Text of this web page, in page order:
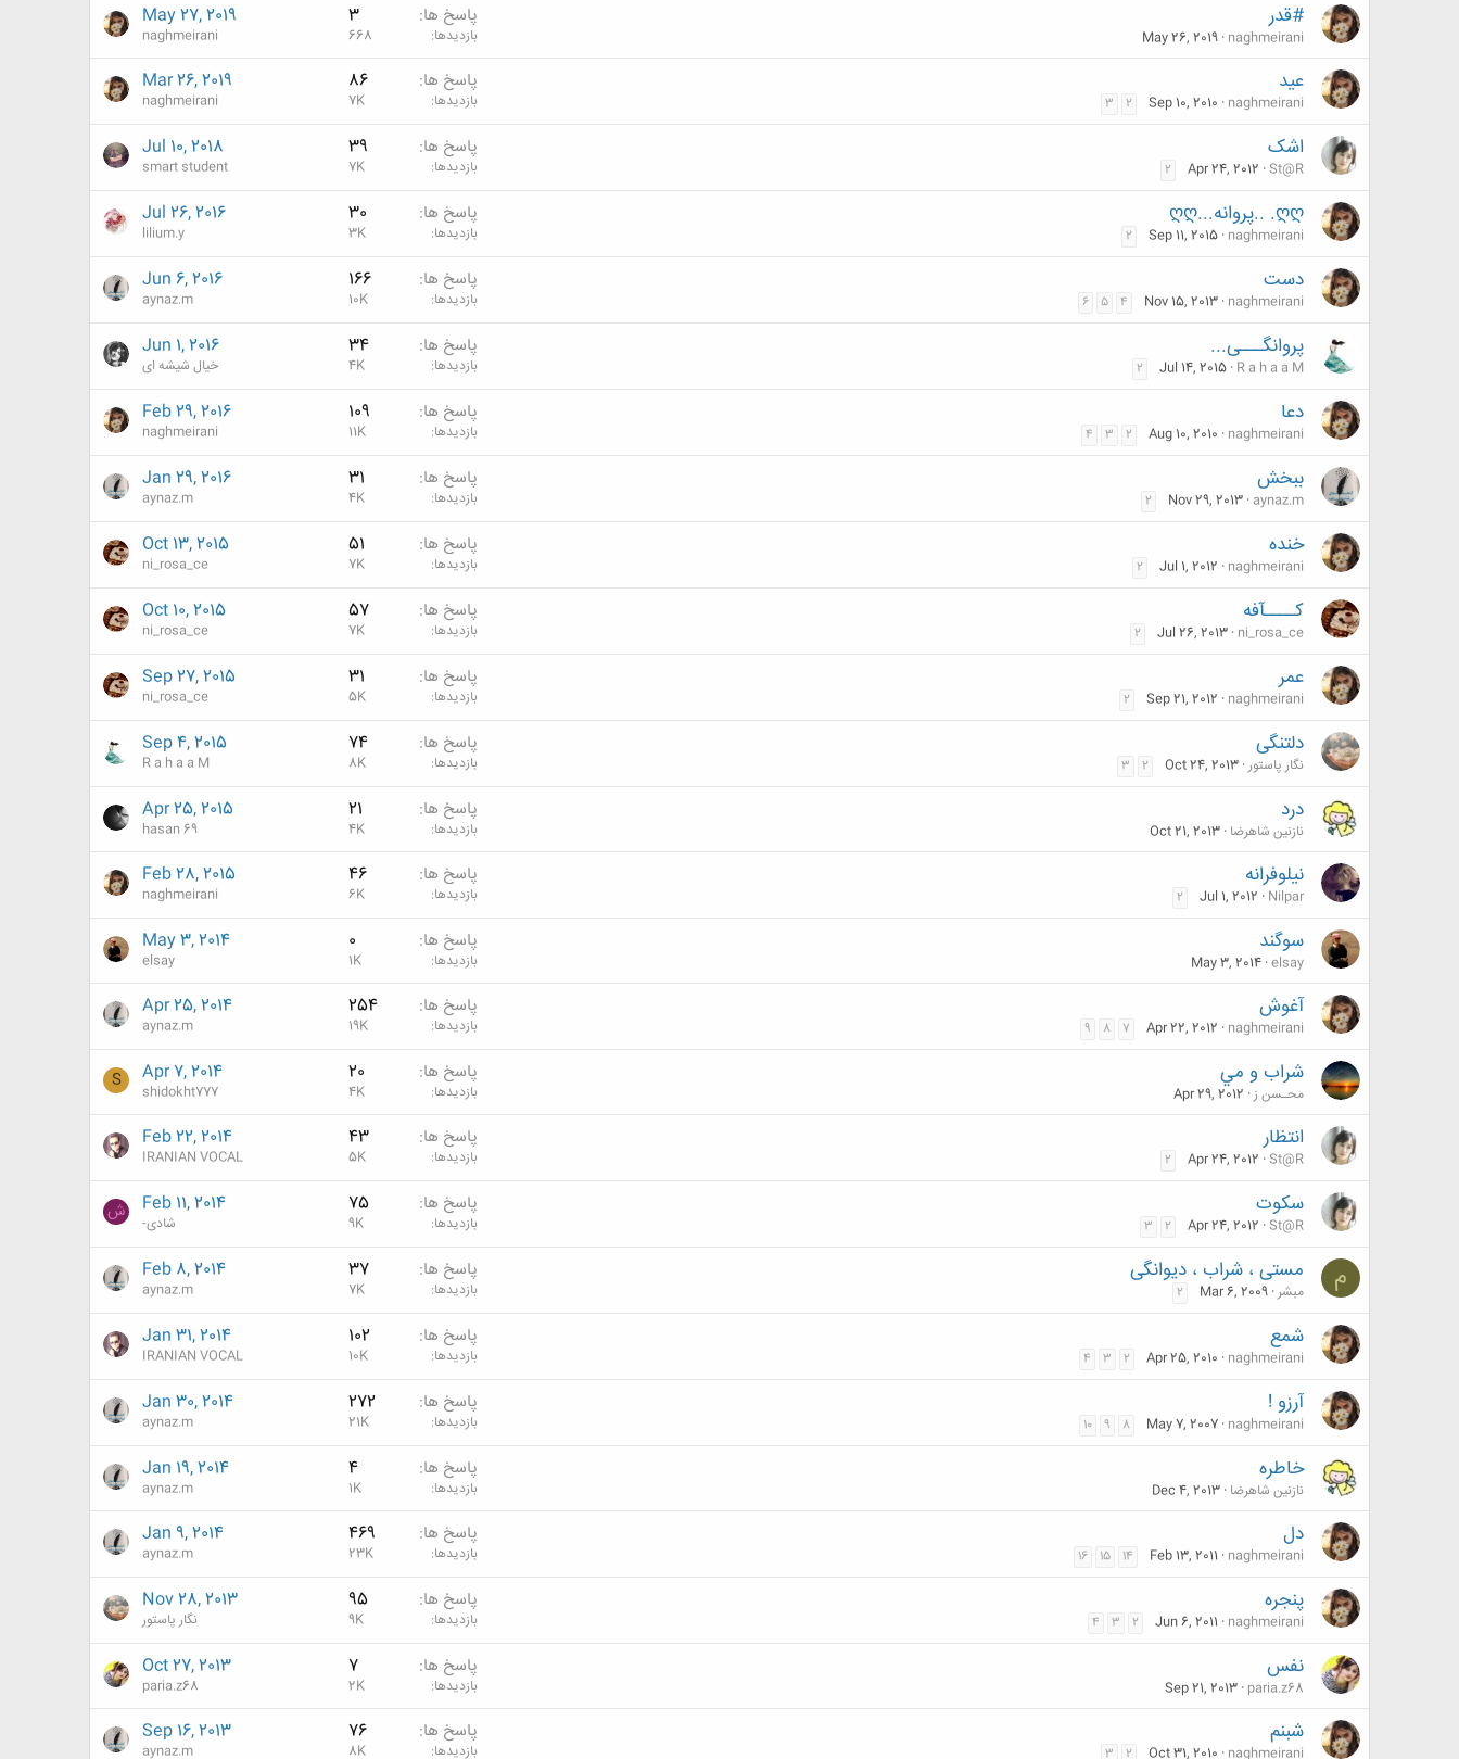
#قدر
naghmeirani
May 26, 2019
پاسخ ها 3
بازدیدها 668
May 27, 2019
naghmeirani
عید
naghmeirani
Sep 10, 2010
2
3
پاسخ ها 86
بازدیدها 7K
Mar 26, 2019
naghmeirani
اشک
St@R
Apr 24, 2012
2
پاسخ ها 39
بازدیدها 7K
Jul 10, 2018
smart student
ღღ. ..پروانه...ღღ
naghmeirani
Sep 11, 2015
2
پاسخ ها 30
بازدیدها 3K
Jul 26, 2016
lilium.y
دست
naghmeirani
Nov 15, 2013
4
5
6
پاسخ ها 166
بازدیدها 10K
Jun 6, 2016
aynaz.m
پروانگـــی...
R a h a a M
Jul 14, 2015
2
پاسخ ها 34
بازدیدها 4K
Jun 1, 2016
خیال شیشه ای
دعا
naghmeirani
Aug 10, 2010
2
3
4
پاسخ ها 109
بازدیدها 11K
Feb 29, 2016
naghmeirani
ببخش
aynaz.m
Nov 29, 2013
2
پاسخ ها 31
بازدیدها 4K
Jan 29, 2016
aynaz.m
خنده
naghmeirani
Jul 1, 2012
2
پاسخ ها 51
بازدیدها 7K
Oct 13, 2015
ni_rosa_ce
کــــآفه
ni_rosa_ce
Jul 26, 2013
2
پاسخ ها 57
بازدیدها 7K
Oct 10, 2015
ni_rosa_ce
عمر
naghmeirani
Sep 21, 2012
2
پاسخ ها 31
بازدیدها 5K
Sep 27, 2015
ni_rosa_ce
دلتنگی
نگار پاستور Oct 24, 2013
2
3
پاسخ ها 74
بازدیدها 8K
Sep 4, 2015
R a h a a M
درد
نازنین شاهرضا Oct 21, 2013
پاسخ ها 21
بازدیدها 4K
Apr 25, 2015
hasan 69
نیلوفرانه
Nilpar
Jul 1, 2012
2
پاسخ ها 46
بازدیدها 6K
Feb 28, 2015
naghmeirani
سوگند
elsay
May 3, 2014
پاسخ ها 0
بازدیدها 1K
May 3, 2014
elsay
آغوش
naghmeirani
Apr 22, 2012
7
8
9
پاسخ ها 254
بازدیدها 19K
Apr 25, 2014
aynaz.m
شراب و مي
محـسن ز Apr 29, 2012
پاسخ ها 20
بازدیدها 4K
Apr 7, 2014
shidokht777
S
انتظار
St@R
Apr 24, 2012
2
پاسخ ها 43
بازدیدها 5K
Feb 22, 2014
IRANIAN VOCAL
سکوت
St@R
Apr 24, 2012
2
3
پاسخ ها 75
بازدیدها 9K
Feb 11, 2014
شادی- ش
م مستی ، شراب ، دیوانگی
مبشر Mar 6, 2009
2
پاسخ ها 37
بازدیدها 7K
Feb 8, 2014
aynaz.m
شمع
naghmeirani
Apr 25, 2010
2
3
4
پاسخ ها 102
بازدیدها 10K
Jan 31, 2014
IRANIAN VOCAL
آرزو !
naghmeirani
May 7, 2007
8
9
10
پاسخ ها 272
بازدیدها 21K
Jan 30, 2014
aynaz.m
خاطره
نازنین شاهرضا Dec 4, 2013
پاسخ ها 4
بازدیدها 1K
Jan 19, 2014
aynaz.m
دل
naghmeirani
Feb 13, 2011
14
15
16
پاسخ ها 469
بازدیدها 23K
Jan 9, 2014
aynaz.m
پنجره
naghmeirani
Jun 6, 2011
2
3
4
پاسخ ها 95
بازدیدها 9K
Nov 28, 2013
نگار پاستور
نفس
paria.z68
Sep 21, 2013
پاسخ ها 7
بازدیدها 2K
Oct 27, 2013
paria.z68
شبنم
naghmeirani
Oct 31, 2010
2
3
پاسخ ها 76
بازدیدها 8K
Sep 16, 2013
aynaz.m